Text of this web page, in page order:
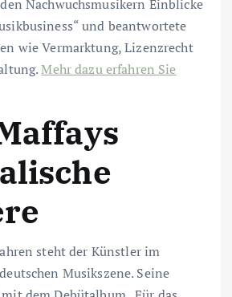
Nachwuchsmusikern Einblicke
und beantwortete
wie Vermarktung, Lizenzrecht
Mehr dazu erfahren Sie
steht der Künstler im
Musikszene. Seine